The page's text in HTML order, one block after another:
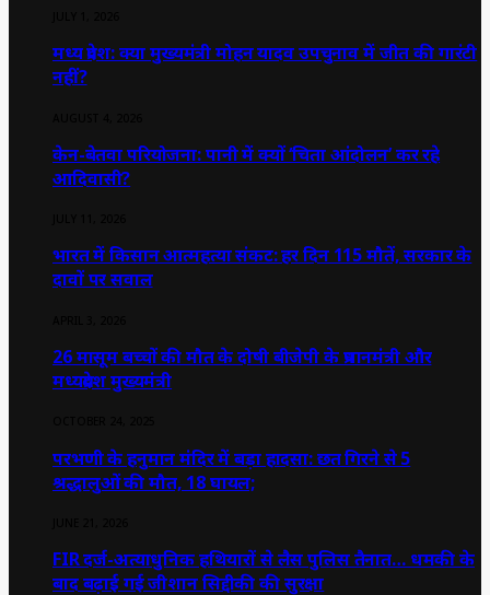
मध्य प्रदेश: क्या मुख्यमंत्री मोहन यादव उपचुनाव में जीत की गारंटी
नहीं?
केन-बेतवा परियोजना: पानी में क्यों ‘चिता आंदोलन’ कर रहे
आदिवासी?
भारत में किसान आत्महत्या संकट: हर दिन 115 मौतें, सरकार के
दावों पर सवाल
26 मासूम बच्चों की मौत के दोषी बीजेपी के प्रधानमंत्री और
मध्यप्रदेश मुख्यमंत्री
परभणी के हनुमान मंदिर में बड़ा हादसा: छत गिरने से 5
श्रद्धालुओं की मौत, 18 घायल;
FIR दर्ज-अत्याधुनिक हथियारों से लैस पुलिस तैनात… धमकी के
बाद बढ़ाई गई जीशान सिद्दीकी की सुरक्षा